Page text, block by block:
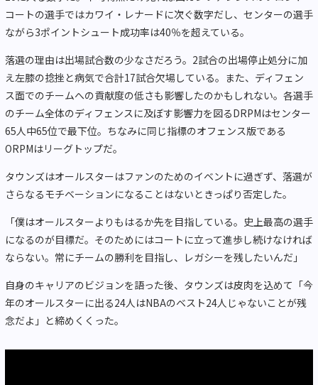
コートの選手ではカワイ・レナードに次ぐ数字だし、センターの選手
ながら3ポイントシュート成功率は40％を超えている。
落選の理由は出場試合数の少なさだろう。2試合の出場停止処分に加
え左膝の捻挫と病気で合計17試合欠場している。また、ディフェン
ス面でのチームへの貢献度の低さも影響したのかもしれない。各選手
のチーム全体のディフェンスに及ぼす影響力を図るDRPMはセンター
65人中65位で最下位。ちなみに同じ指標のオフェンス版である
ORPMはリーグトップだ。
タウンズはオールスターはファンのためのイベントに過ぎず、落選が
さらなるモチベーションになることはないときっぱり否定した。
「僕はオールスターよりもはるか先を目指している。史上最高の選手
になるのが目標だ。そのためにはコートに立って進歩し続けなければ
ならない。常にチームの勝利を目指し、レガシーを残したいんだ」
自身のキャリアのビジョンを語った後、タウンズは皮肉を込めて「今
年のオールスターに出る24人はNBAのベスト24人じゃないことが残
念だよ」と締めくくった。